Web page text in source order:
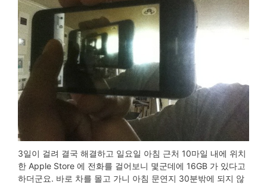
3일이 걸려 결국 해결하고 일요일 아침 근처 10마일 내에 위치
한 Apple Store 에 전화를 걸어보니 몇군데에 16GB 가 있다고
하더군요. 바로 차를 몰고 가니 아침 문연지 30분밖에 되지 않